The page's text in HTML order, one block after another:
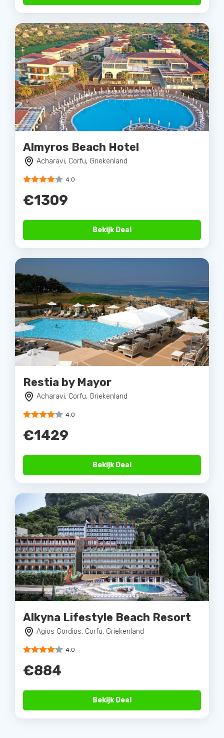
Almyros Beach Hotel
Acharavi, Corfu, Griekenland
4.0
€1309
Bekijk Deal
Restia by Mayor
Acharavi, Corfu, Griekenland
4.0
€1429
Bekijk Deal
Alkyna Lifestyle Beach Resort
Agios Gordios, Corfu, Griekenland
4.0
€884
Bekijk Deal